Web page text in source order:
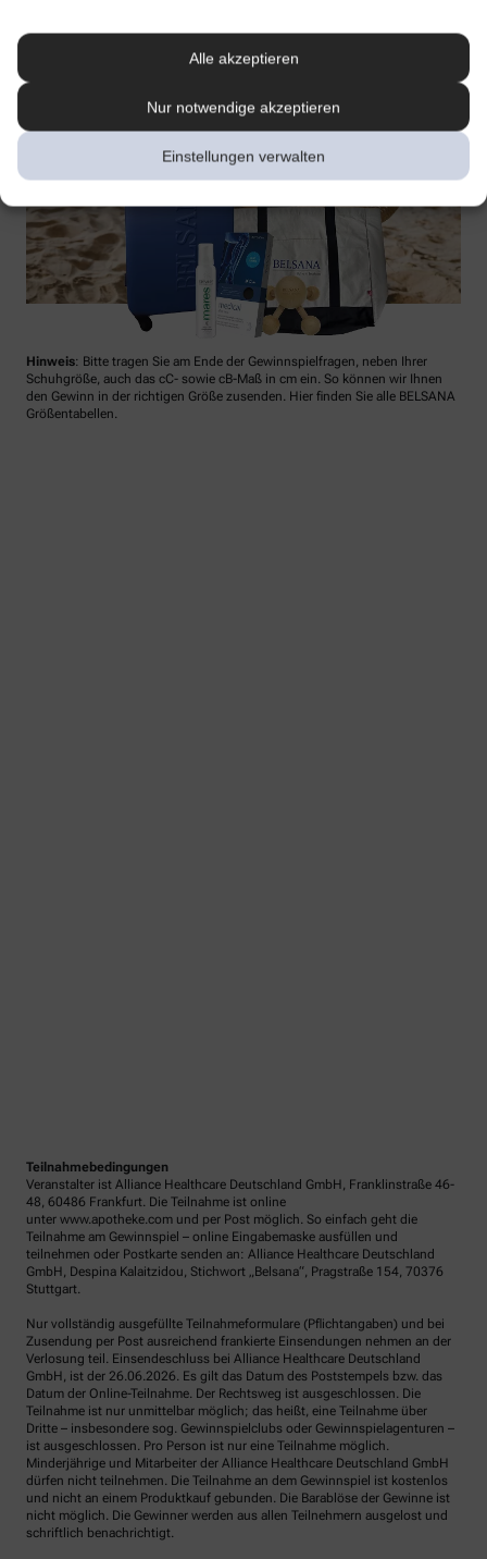
Alle akzeptieren
Nur notwendige akzeptieren
Einstellungen verwalten
Hinweis: Bitte tragen Sie am Ende der Gewinnspielfragen, neben Ihrer
Schuhgröße, auch das cC- sowie cB-Maß in cm ein. So können wir Ihnen
den Gewinn in der richtigen Größe zusenden. Hier finden Sie alle BELSANA
Größentabellen.
Teilnahmebedingungen
Veranstalter ist Alliance Healthcare Deutschland GmbH, Franklinstraße 46-
48, 60486 Frankfurt. Die Teilnahme ist online
unter www.apotheke.com und per Post möglich. So einfach geht die
Teilnahme am Gewinnspiel – online Eingabemaske ausfüllen und
teilnehmen oder Postkarte senden an: Alliance Healthcare Deutschland
GmbH, Despina Kalaitzidou, Stichwort „Belsana“, Pragstraße 154, 70376
Stuttgart.
Nur vollständig ausgefüllte Teilnahmeformulare (Pflichtangaben) und bei
Zusendung per Post ausreichend frankierte Einsendungen nehmen an der
Verlosung teil. Einsendeschluss bei Alliance Healthcare Deutschland
GmbH, ist der 26.06.2026. Es gilt das Datum des Poststempels bzw. das
Datum der Online-Teilnahme. Der Rechtsweg ist ausgeschlossen. Die
Teilnahme ist nur unmittelbar möglich; das heißt, eine Teilnahme über
Dritte – insbesondere sog. Gewinnspielclubs oder Gewinnspielagenturen –
ist ausgeschlossen. Pro Person ist nur eine Teilnahme möglich.
Minderjährige und Mitarbeiter der Alliance Healthcare Deutschland GmbH
dürfen nicht teilnehmen. Die Teilnahme an dem Gewinnspiel ist kostenlos
und nicht an einem Produktkauf gebunden. Die Barablöse der Gewinne ist
nicht möglich. Die Gewinner werden aus allen Teilnehmern ausgelost und
schriftlich benachrichtigt.